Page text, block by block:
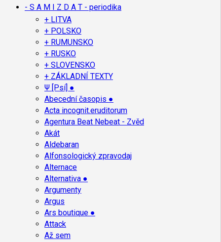
- S A M I Z D A T - periodika
+ LITVA
+ POLSKO
+ RUMUNSKO
+ RUSKO
+ SLOVENSKO
+ ZÁKLADNÍ TEXTY
Ψ [Psí] ●
Abecední časopis ●
Acta incognit.eruditorum
Agentura Beat Nebeat - Zvěd
Akát
Aldebaran
Alfonsologický zpravodaj
Alternace
Alternativa ●
Argumenty
Argus
Ars boutique ●
Attack
Až sem